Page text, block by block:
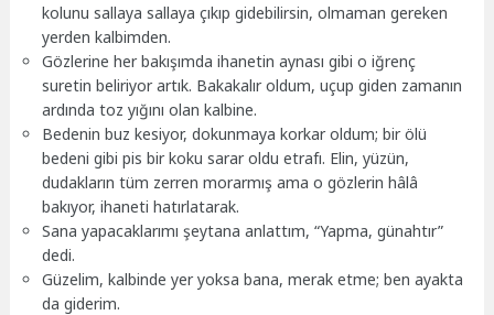
kolunu sallaya sallaya çıkıp gidebilirsin, olmaman gereken
yerden kalbimden.
Gözlerine her bakışımda ihanetin aynası gibi o iğrenç
suretin beliriyor artık. Bakakalır oldum, uçup giden zamanın
ardında toz yığını olan kalbine.
Bedenin buz kesiyor, dokunmaya korkar oldum; bir ölü
bedeni gibi pis bir koku sarar oldu etrafı. Elin, yüzün,
dudakların tüm zerren morarmış ama o gözlerin hâlâ
bakıyor, ihaneti hatırlatarak.
Sana yapacaklarımı şeytana anlattım, “Yapma, günahtır”
dedi.
Güzelim, kalbinde yer yoksa bana, merak etme; ben ayakta
da giderim.